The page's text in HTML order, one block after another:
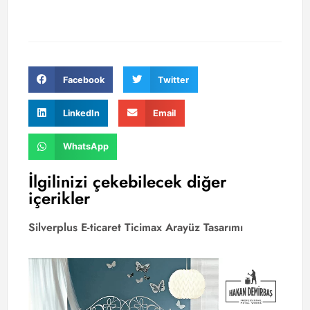
Facebook Twitter
LinkedIn Email
WhatsApp
İlgilinizi çekebilecek diğer
içerikler
Silverplus E-ticaret Ticimax Arayüz Tasarımı